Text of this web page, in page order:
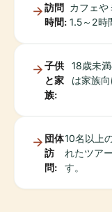
訪問
時間:
カフェや
1.5～2時
子供
と家
族:
18歳未
は家族
団体
訪
問:
10名以上
れたツア
す。